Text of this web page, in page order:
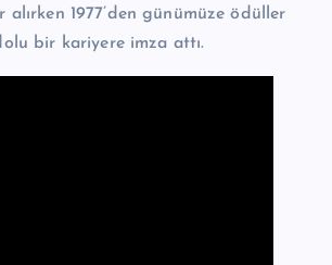
alırken 1977’den günümüze ödüller
bir kariyere imza attı.